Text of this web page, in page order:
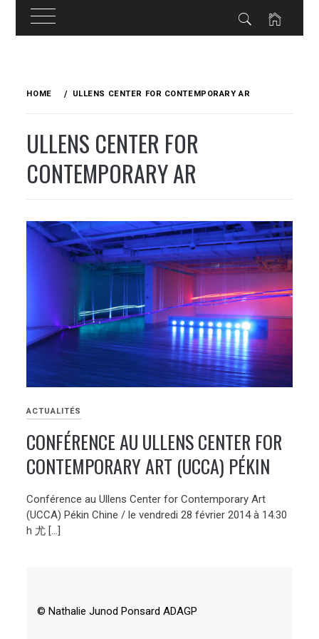
HOME ULLENS CENTER FOR CONTEMPORARY AR
ULLENS CENTER FOR
CONTEMPORARY AR
ACTUALITÉS
CONFÉRENCE AU ULLENS CENTER FOR
CONTEMPORARY ART (UCCA) PÉKIN
Conférence au Ullens Center for Contemporary Art
(UCCA) Pékin Chine / le vendredi 28 février 2014 à 14.30
h 尤 […]
© Nathalie Junod Ponsard ADAGP